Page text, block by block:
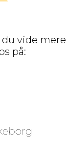
du vide mere
på: